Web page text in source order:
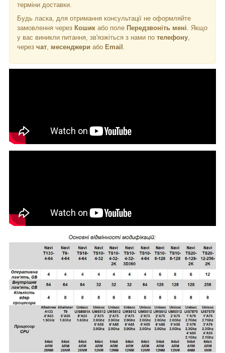
терміни доставки.
Будь ласка, для отримання консультації не оформляйте
замовлення через Кошик або поле Передзвоніть мені . Якщо
у вас виникли питання, зв'язжіться з нами по телефону
через чат месенджери або Email